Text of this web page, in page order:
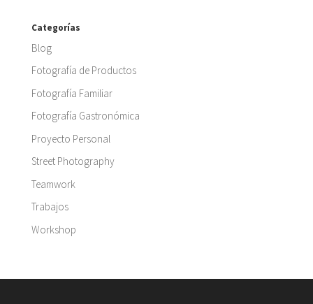
Categorías
Blog
Fotografía de Productos
Fotografía Familiar
Fotografía Gastronómica
Proyecto Personal
Street Photography
Teamwork
Trabajos
Workshop